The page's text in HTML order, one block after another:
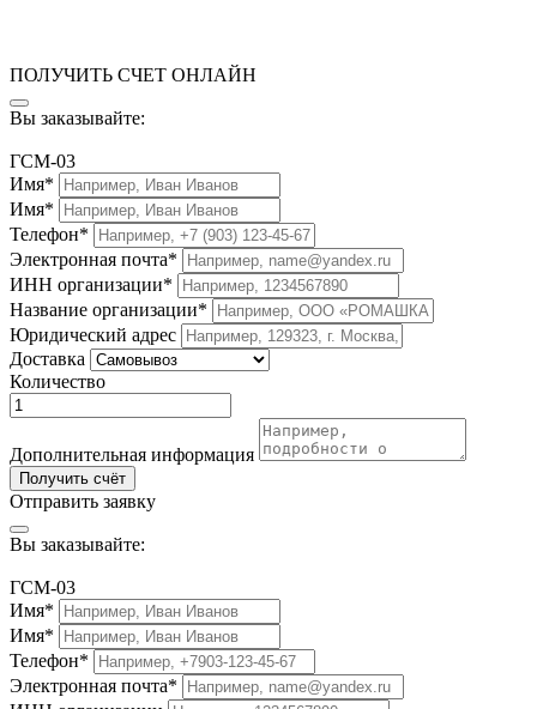
ПОЛУЧИТЬ СЧЕТ ОНЛАЙН
Вы заказывайте:
ГСМ-03
Имя*
Имя*
Телефон*
Электронная почта*
ИНН организации*
Название организации*
Юридический адрес
Доставка
Количество
Дополнительная информация
Получить счёт
Отправить заявку
Вы заказывайте:
ГСМ-03
Имя*
Имя*
Телефон*
Электронная почта*